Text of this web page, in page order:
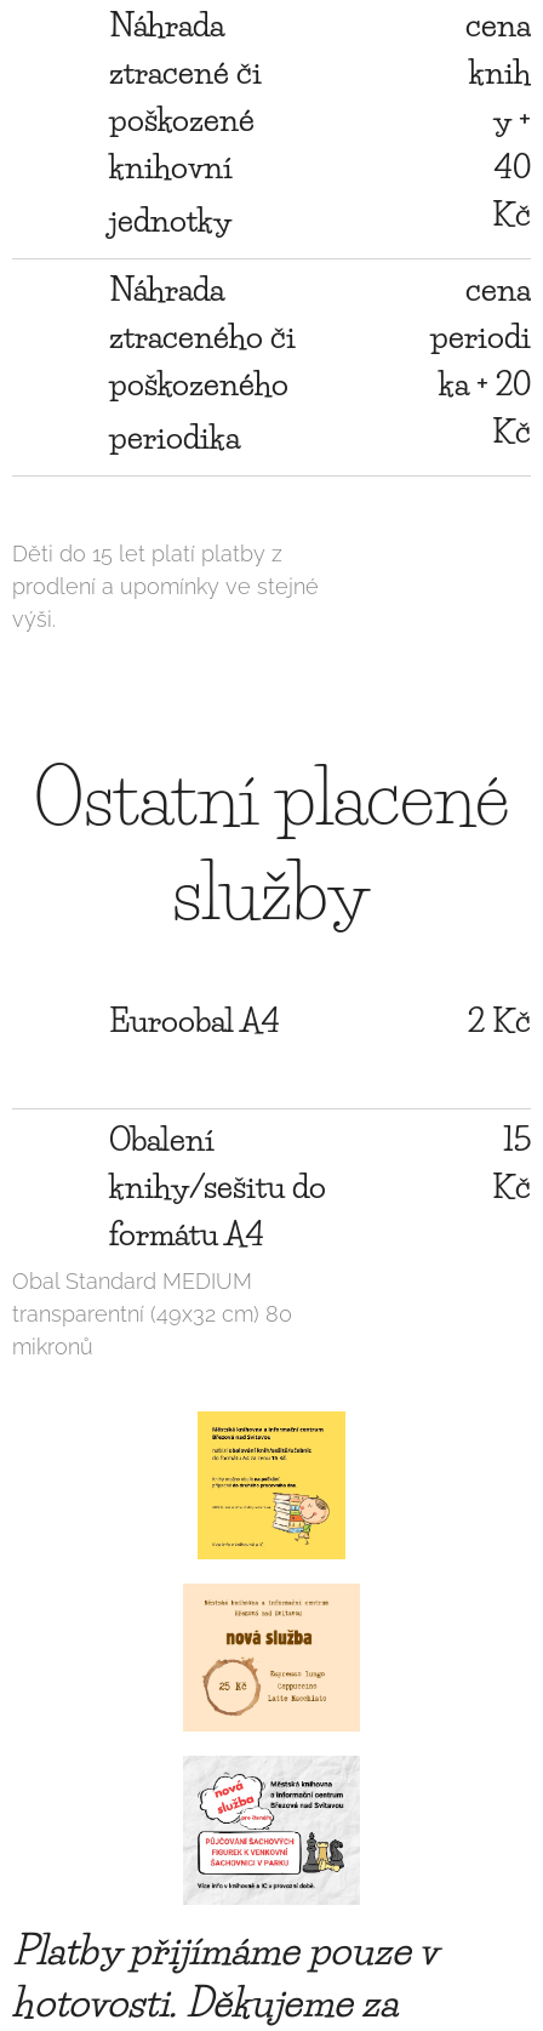
Náhrada
ztracené či
poškozené
knihovní
jednotky
cena
knih
y +
40
Kč
Náhrada
ztraceného či
poškozeného
periodika
cena
periodi
ka + 20
Kč
Děti do 15 let platí platby z
prodlení a upomínky ve stejné
výši.
Ostatní placené
služby
Euroobal A4 2 Kč
Obalení
knihy/sešitu do
formátu A4
Obal Standard MEDIUM
transparentní (49x32 cm) 80
mikronů
15
Kč
Platby přijímáme pouze v
hotovosti. Děkujeme za